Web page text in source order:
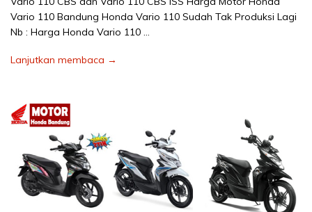
Vario 110 Bandung Honda Vario 110 Sudah Tak Produksi Lagi
Nb : Harga Honda Vario 110 …
Lanjutkan membaca →